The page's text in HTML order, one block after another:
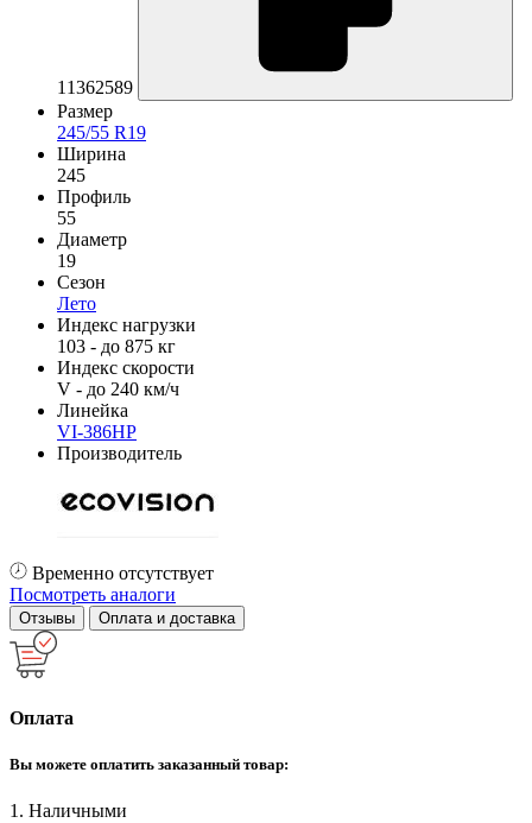
11362589
Размер
245/55 R19
Ширина
245
Профиль
55
Диаметр
19
Сезон
Лето
Индекс нагрузки
103 - до 875 кг
Индекс скорости
V - до 240 км/ч
Линейка
VI-386HP
Производитель
Временно отсутствует
Посмотреть аналоги
Отзывы Оплата и доставка
Оплата
Вы можете оплатить заказанный товар:
1. Наличными